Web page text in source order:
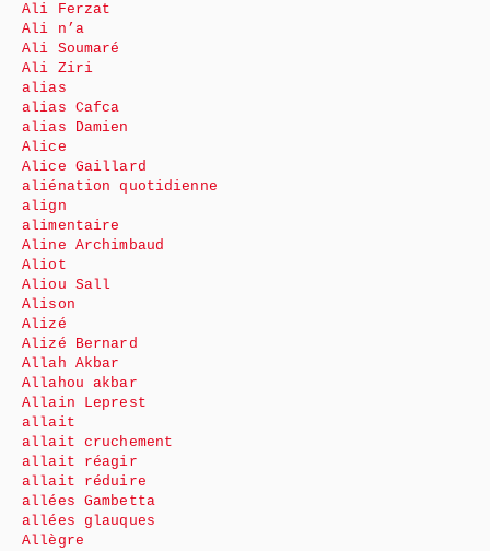
Ali Ferzat
Ali n’a
Ali Soumaré
Ali Ziri
alias
alias Cafca
alias Damien
Alice
Alice Gaillard
aliénation quotidienne
align
alimentaire
Aline Archimbaud
Aliot
Aliou Sall
Alison
Alizé
Alizé Bernard
Allah Akbar
Allahou akbar
Allain Leprest
allait
allait cruchement
allait réagir
allait réduire
allées Gambetta
allées glauques
Allègre